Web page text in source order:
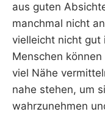
aus guten
manchmal nicht
vielleicht nicht gut
Menschen
viel Nähe
nahe stehen, um
wahrzunehmen